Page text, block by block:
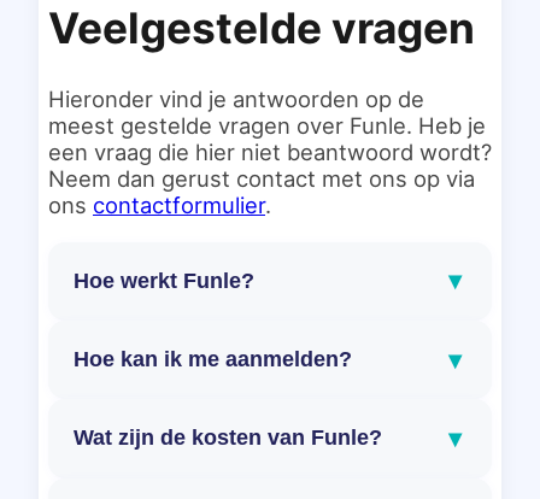
Veelgestelde vragen
Hieronder vind je antwoorden op de
meest gestelde vragen over Funle. Heb je
een vraag die hier niet beantwoord wordt?
Neem dan gerust contact met ons op via
ons contactformulier.
Hoe werkt Funle? ▾
Hoe kan ik me aanmelden? ▾
Wat zijn de kosten van Funle? ▾